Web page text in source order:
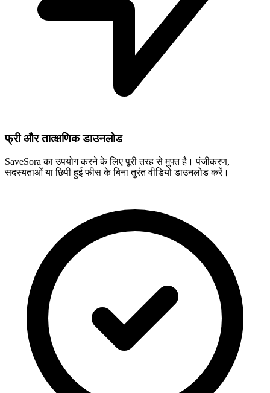
फ्री और तात्क्षणिक डाउनलोड
SaveSora का उपयोग करने के लिए पूरी तरह से मुफ्त है। पंजीकरण,
सदस्यताओं या छिपी हुई फीस के बिना तुरंत वीडियो डाउनलोड करें।